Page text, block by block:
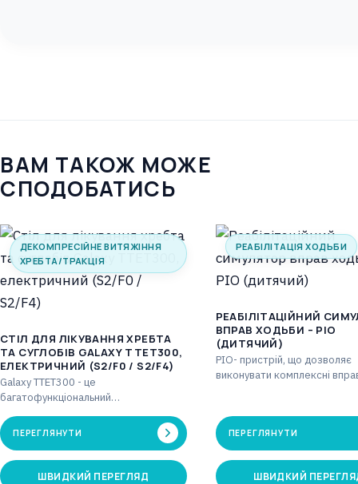
ВАМ ТАКОЖ МОЖЕ
СПОДОБАТИСЬ
ДЕКОМПРЕСІЙНЕ ВИТЯЖІННЯ
ХРЕБТА/ТРАКЦІЯ
CТІЛ ДЛЯ ЛІКУВАННЯ ХРЕБТА
ТА СУГЛОБІВ GALAXY TTET300,
ЕЛЕКТРИЧНИЙ (S2/F0 / S2/F4)
Galaxy TTET300 - це
багатофункціональний
який у поєднанні з блоком витяжіння
дозволяє…
ПЕРЕГЛЯНУТИ
ШВИДКИЙ ПЕРЕГЛЯД
РЕАБІЛІТАЦІЯ ХОДЬБИ
РЕАБІЛІТАЦІЙНИЙ
ВПРАВ ХОДЬБИ – PIO
(ДИТЯЧИЙ)
PIO- пристрій, що дозволяє
виконувати комплексні
ПЕРЕГЛЯНУТИ
ШВИДКИЙ